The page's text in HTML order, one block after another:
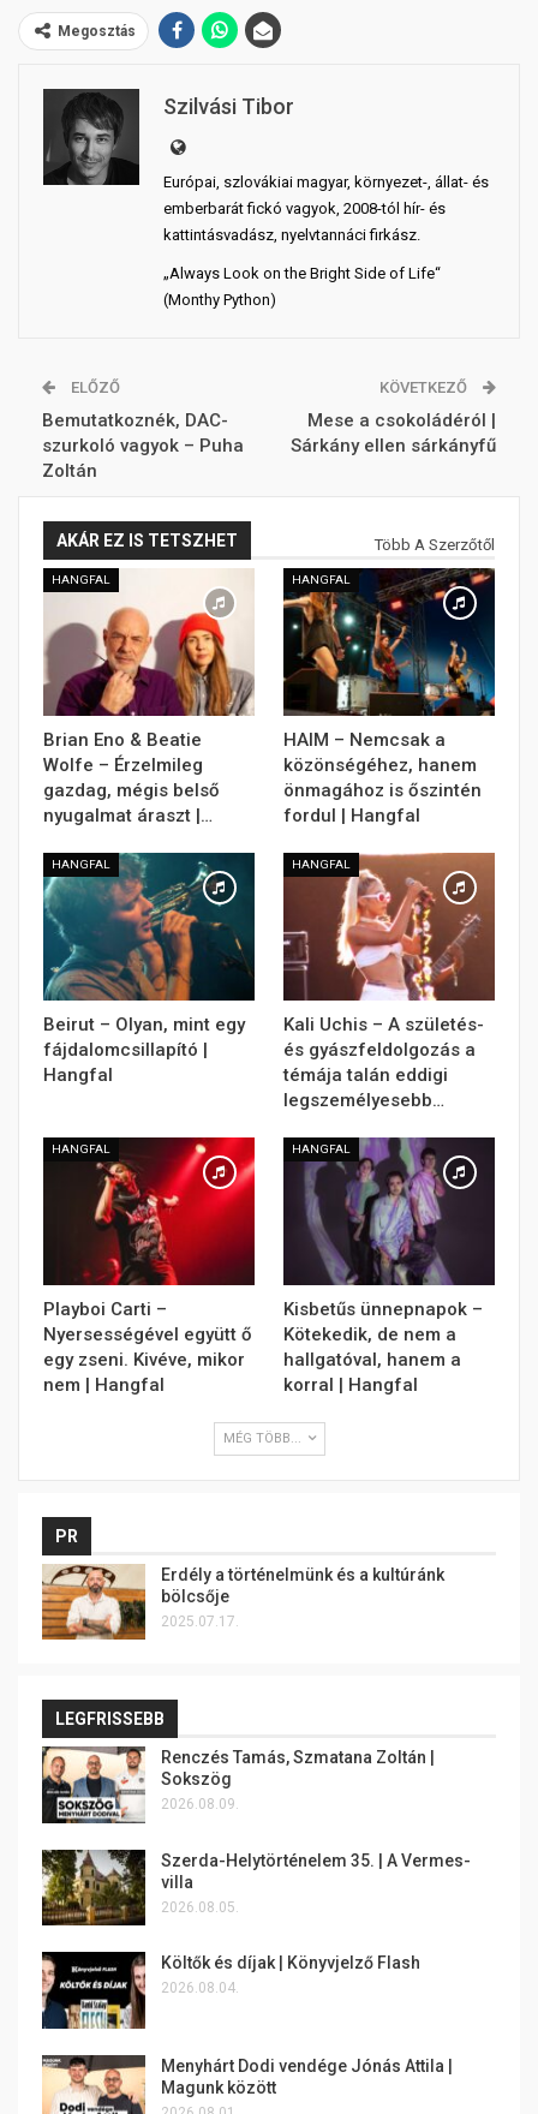
Megosztás
Szilvási Tibor
Európai, szlovákiai magyar, környezet-, állat- és
emberbarát fickó vagyok, 2008-tól hír- és
kattintásvadász, nyelvtannáci firkász.
„Always Look on the Bright Side of Life“
(Monthy Python)
ELŐZŐ
Bemutatkoznék, DAC-
szurkoló vagyok – Puha
Zoltán
KÖVETKEZŐ
Mese a csokoládéról |
Sárkány ellen sárkányfű
AKÁR EZ IS TETSZHET Több A Szerzőtől
HANGFAL
Brian Eno & Beatie
Wolfe – Érzelmileg
gazdag, mégis belső
nyugalmat áraszt |…
HANGFAL
HAIM – Nemcsak a
közönségéhez, hanem
önmagához is őszintén
fordul | Hangfal
HANGFAL
Beirut – Olyan, mint egy
fájdalomcsillapító |
Hangfal
HANGFAL
Kali Uchis – A születés-
és gyászfeldolgozás a
témája talán eddigi
legszemélyesebb…
HANGFAL
Playboi Carti –
Nyersességével együtt ő
egy zseni. Kivéve, mikor
nem | Hangfal
HANGFAL
Kisbetűs ünnepnapok –
Kötekedik, de nem a
hallgatóval, hanem a
korral | Hangfal
MÉG TÖBB...
PR
Erdély a történelmünk és a kultúránk
bölcsője
2025.07.17.
LEGFRISSEBB
Renczés Tamás, Szmatana Zoltán |
Sokszög
2026.08.09.
Szerda-Helytörténelem 35. | A Vermes-
villa
2026.08.05.
Költők és díjak | Könyvjelző Flash
2026.08.04.
Menyhárt Dodi vendége Jónás Attila |
Magunk között